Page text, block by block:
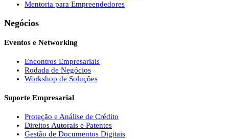
Mentoria para Empreendedores
Negócios
Eventos e Networking
Encontros Empresariais
Rodada de Negócios
Workshop de Soluções
Suporte Empresarial
Proteção e Análise de Crédito
Direitos Autorais e Patentes
Gestão de Documentos Digitais